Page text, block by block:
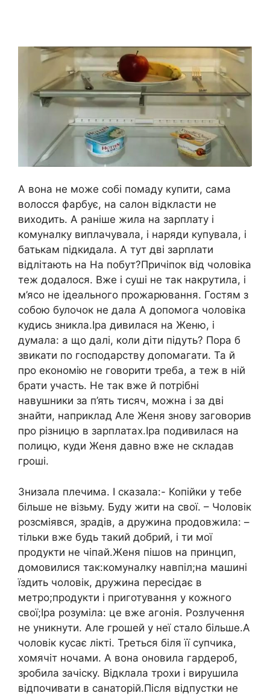
А вона не може собі помаду купити, сама
волосся фарбує, на салон відкласти не
виходить. А раніше жила на зарплату і
комуналку виплачувала, і наряди купувала, і
батькам підкидала. А тут дві зарплати
відлітають на На побут?Причіпок від чоловіка
теж додалося. Вже і суші не так накрутила, і
м’ясо не ідеального прожарювання. Гостям з
собою булочок не дала А допомога чоловіка
кудись зникла.Іра дивилася на Женю, і
думала: а що далі, коли діти підуть? Пора б
звикати по господарству допомагати. Та й
про економію не говорити треба, а теж в ній
брати участь. Не так вже й потрібні
навушники за п’ять тисяч, можна і за дві
знайти, наприклад Але Женя знову заговорив
про різницю в зарплатах.Іра подивилася на
полицю, куди Женя давно вже не складав
гроші.
Знизала плечима. І сказала:- Копійки у тебе
більше не візьму. Буду жити на свої. – Чоловік
розсміявся, зрадів, а дружина продовжила: –
тільки вже будь такий добрий, і ти мої
продукти не чіпай.Женя пішов на принцип,
домовилися так:комуналку навпіл;на машині
їздить чоловік, дружина пересідає в
метро;продукти і приготування у кожного
свої;Іра розуміла: це вже агонія. Розлучення
не уникнути. Але грошей у неї стало більше.А
чоловік кусає лікті. Треться біля її супчика,
хомячіт ночами. А вона оновила гардероб,
зробила зачіску. Відклала трохи і вирушила
відпочивати в санаторій.Після відпустки не